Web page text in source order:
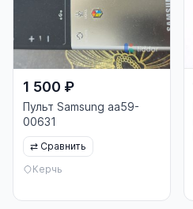
1 500 ₽
Пульт Samsung aa59-
00631
⇄ Сравнить
Керчь